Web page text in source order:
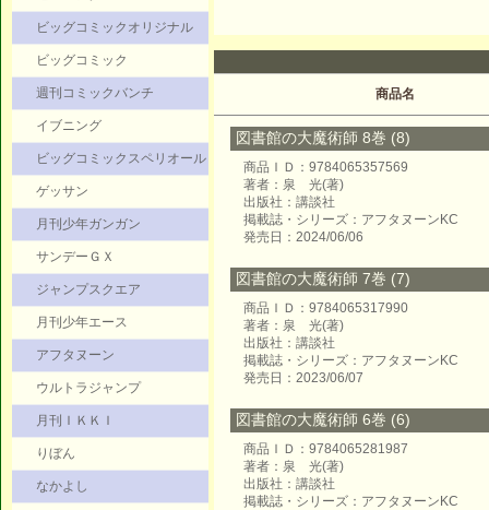
ビッグコミックオリジナル
ビッグコミック
週刊コミックバンチ
イブニング
ビッグコミックスペリオール
ゲッサン
月刊少年ガンガン
サンデーＧＸ
ジャンプスクエア
月刊少年エース
アフタヌーン
ウルトラジャンプ
月刊ＩＫＫＩ
りぼん
なかよし
商品名
図書館の大魔術師 8巻 (8)
商品ＩＤ：9784065357569
著者：泉 光(著)
出版社：講談社
掲載誌・シリーズ：アフタヌーンKC
発売日：2024/06/06
図書館の大魔術師 7巻 (7)
商品ＩＤ：9784065317990
著者：泉 光(著)
出版社：講談社
掲載誌・シリーズ：アフタヌーンKC
発売日：2023/06/07
図書館の大魔術師 6巻 (6)
商品ＩＤ：9784065281987
著者：泉 光(著)
出版社：講談社
掲載誌・シリーズ：アフタヌーンKC